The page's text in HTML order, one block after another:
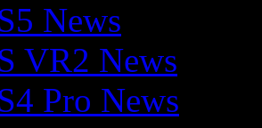
News
VR2 News
Pro News